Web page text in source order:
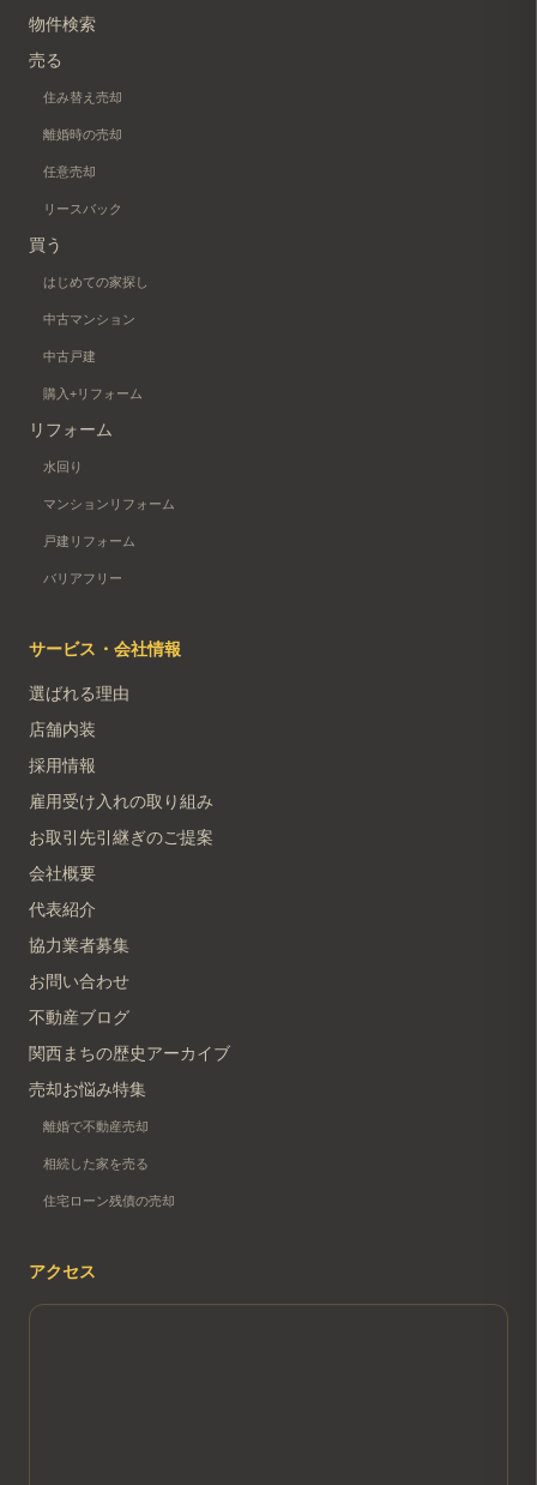
物件検索
売る
住み替え売却
離婚時の売却
任意売却
リースバック
買う
はじめての家探し
中古マンション
中古戸建
購入+リフォーム
リフォーム
水回り
マンションリフォーム
戸建リフォーム
バリアフリー
サービス・会社情報
選ばれる理由
店舗内装
採用情報
雇用受け入れの取り組み
お取引先引継ぎのご提案
会社概要
代表紹介
協力業者募集
お問い合わせ
不動産ブログ
関西まちの歴史アーカイブ
売却お悩み特集
離婚で不動産売却
相続した家を売る
住宅ローン残債の売却
アクセス